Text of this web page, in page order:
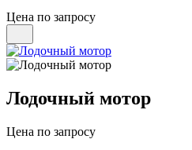
Цена по запросу
Лодочный мотор
Цена по запросу